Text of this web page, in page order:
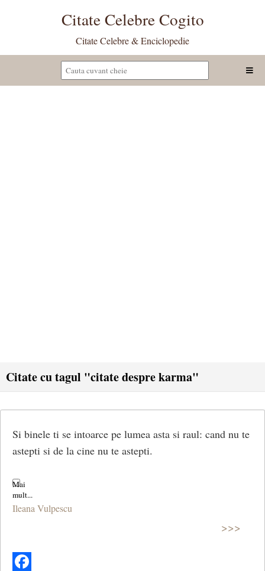
Citate Celebre Cogito
Citate Celebre & Enciclopedie
Citate cu tagul "citate despre karma"
Si binele ti se intoarce pe lumea asta si raul: cand nu te
astepti si de la cine nu te astepti.
Ileana Vulpescu
>>>